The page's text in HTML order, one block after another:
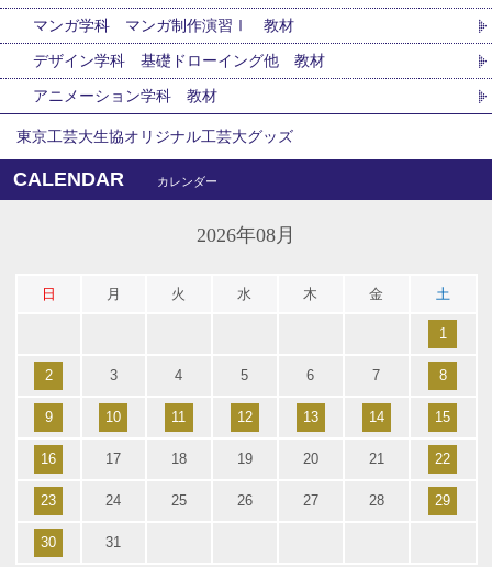
マンガ学科 マンガ制作演習Ⅰ 教材
デザイン学科 基礎ドローイング他 教材
アニメーション学科 教材
東京工芸大生協オリジナル工芸大グッズ
CALENDAR カレンダー
2026年08月
日 月 火 水 木 金 土
1
2 3 4 5 6 7 8
9 10 11 12 13 14 15
16 17 18 19 20 21 22
23 24 25 26 27 28 29
30 31